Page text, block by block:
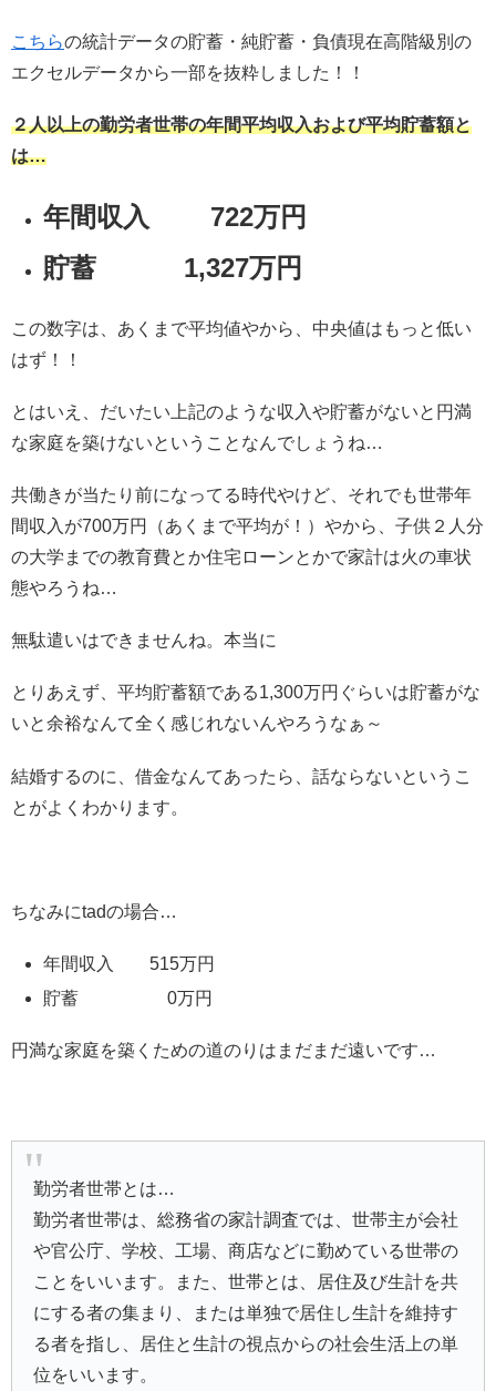
こちらの統計データの貯蓄・純貯蓄・負債現在高階級別の
エクセルデータから一部を抜粋しました！！
２人以上の勤労者世帯の年間平均収入および平均貯蓄額と
は…
年間収入 722万円
貯蓄 1,327万円
この数字は、あくまで平均値やから、中央値はもっと低い
はず！！
とはいえ、だいたい上記のような収入や貯蓄がないと円満
な家庭を築けないということなんでしょうね…
共働きが当たり前になってる時代やけど、それでも世帯年
間収入が700万円（あくまで平均が！）やから、子供２人分
の大学までの教育費とか住宅ローンとかで家計は火の車状
態やろうね…
無駄遣いはできませんね。本当に
とりあえず、平均貯蓄額である1,300万円ぐらいは貯蓄がな
いと余裕なんて全く感じれないんやろうなぁ～
結婚するのに、借金なんてあったら、話ならないというこ
とがよくわかります。
ちなみにtadの場合…
年間収入 515万円
貯蓄 0万円
円満な家庭を築くための道のりはまだまだ遠いです…
勤労者世帯とは…
勤労者世帯は、総務省の家計調査では、世帯主が会社
や官公庁、学校、工場、商店などに勤めている世帯の
ことをいいます。また、世帯とは、居住及び生計を共
にする者の集まり、または単独で居住し生計を維持す
る者を指し、居住と生計の視点からの社会生活上の単
位をいいます。